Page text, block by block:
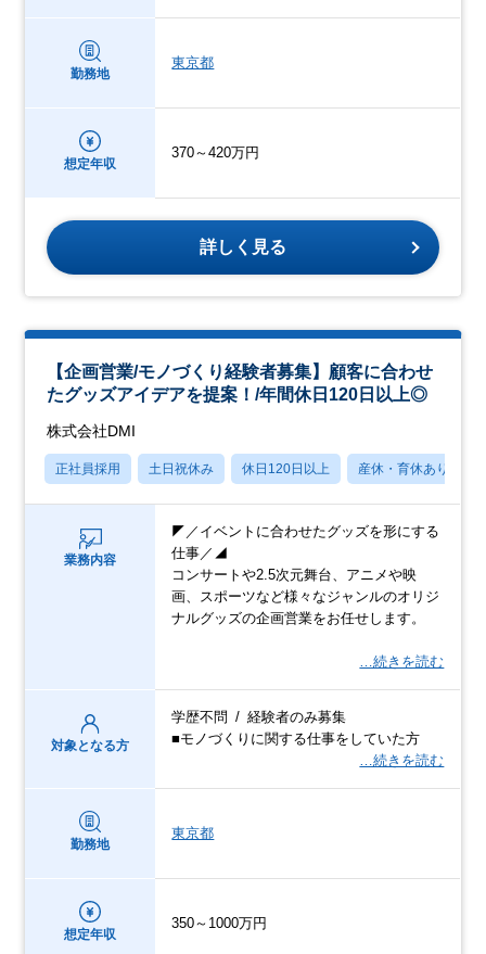
勤務地
東京都
想定年収
370～420万円
詳しく見る
【企画営業/モノづくり経験者募集】顧客に合わせ
たグッズアイデアを提案！/年間休日120日以上◎
株式会社DMI
正社員採用 土日祝休み 休日120日以上 産休・育休あり
業務内容
◤／イベントに合わせたグッズを形にする
仕事／◢
コンサートや2.5次元舞台、アニメや映
画、スポーツなど様々なジャンルのオリジ
ナルグッズの企画営業をお任せします。
…続きを読む
対象となる方
学歴不問 / 経験者のみ募集
■モノづくりに関する仕事をしていた方
…続きを読む
勤務地
東京都
想定年収
350～1000万円